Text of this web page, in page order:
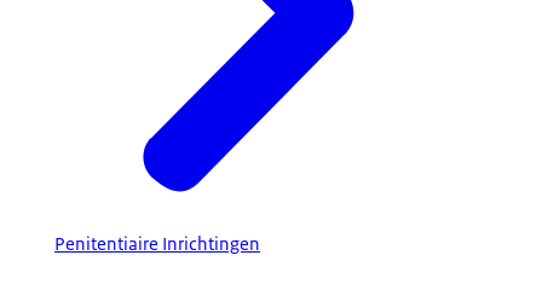
Penitentiaire Inrichtingen